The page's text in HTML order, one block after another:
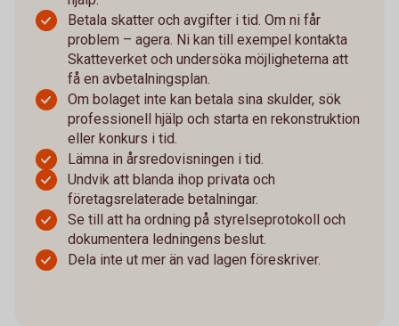
Betala skatter och avgifter i tid. Om ni får
problem – agera. Ni kan till exempel kontakta
Skatteverket och undersöka möjligheterna att
få en avbetalningsplan.
Om bolaget inte kan betala sina skulder, sök
professionell hjälp och starta en rekonstruktion
eller konkurs i tid.
Lämna in årsredovisningen i tid.
Undvik att blanda ihop privata och
företagsrelaterade betalningar.
Se till att ha ordning på styrelseprotokoll och
dokumentera ledningens beslut.
Dela inte ut mer än vad lagen föreskriver.